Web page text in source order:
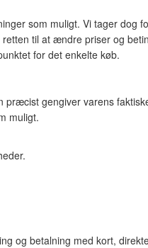
som muligt. Vi tager dog
til at ændre priser og
for det enkelte køb.
præcist gengiver varens
muligt.
og betalning med kort,